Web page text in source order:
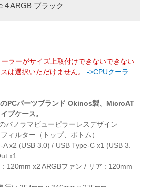
4 ARGB ブラック
ラーがサイズ上取付けできないできない
は選択いただけません。 ->CPUクーラ
PCパーツブランド Okinos製、MicroAT
プケース。
パノラマビューピラーレスデザイン
ィルター（トップ、ボトム）
x2 (USB 3.0) / USB Type-C x1 (USB 3.
x1
: 120mm x2 ARGBファン / リア : 120mm